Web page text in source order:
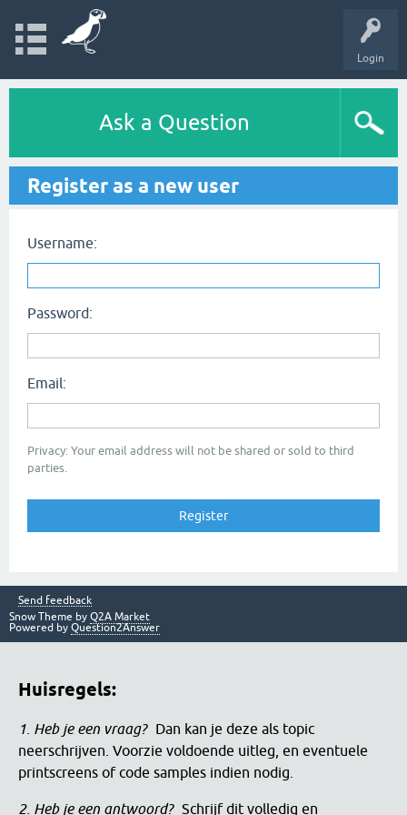
Login
Ask a Question
Register as a new user
Username:
Password:
Email:
Privacy: Your email address will not be shared or sold to third
parties.
Send feedback
Snow Theme by Q2A Market
Powered by Question2Answer
Huisregels:
1. Heb je een vraag?
Dan kan je deze als topic
neerschrijven. Voorzie voldoende uitleg, en eventuele
printscreens of code samples indien nodig.
2. Heb je een antwoord? Schrijf dit volledig en